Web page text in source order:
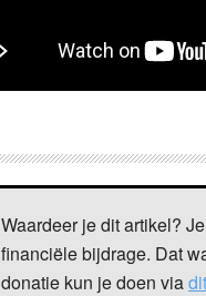
Waardeer je dit artikel?
financiële bijdrage. Dat
donatie kun je doen via